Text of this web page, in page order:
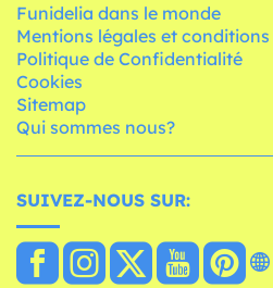
Funidelia dans le monde
Mentions légales et conditions
Politique de Confidentialité
Cookies
Sitemap
Qui sommes nous?
SUIVEZ-NOUS SUR: